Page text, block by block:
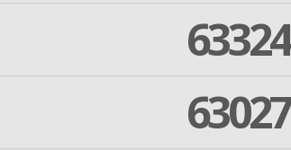
63324
63027